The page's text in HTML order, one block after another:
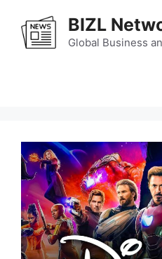
content
BIZL
Global Business